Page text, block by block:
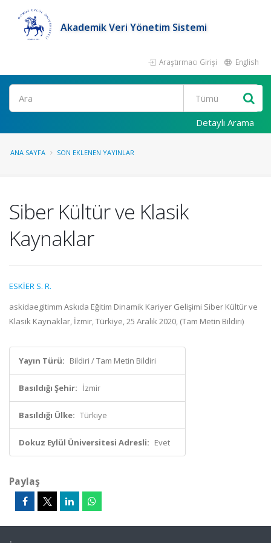
Akademik Veri Yönetim Sistemi
Araştırmacı Girişi English
Ara
Detaylı Arama
ANA SAYFA SON EKLENEN YAYINLAR
Siber Kültür ve Klasik
Kaynaklar
ESKİER S. R.
askidaegitimm Askıda Eğitim Dinamik Kariyer Gelişimi Siber Kültür ve
Klasik Kaynaklar, İzmir, Türkiye, 25 Aralık 2020, (Tam Metin Bildiri)
Yayın Türü: Bildiri / Tam Metin Bildiri
Basıldığı Şehir: İzmir
Basıldığı Ülke: Türkiye
Dokuz Eylül Üniversitesi Adresli: Evet
Paylaş